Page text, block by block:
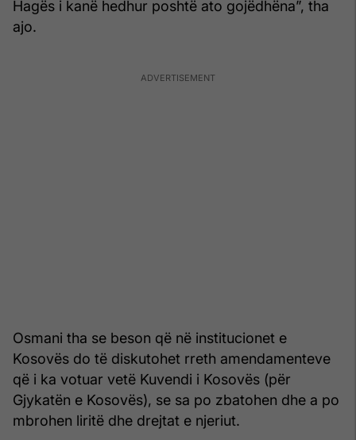
Hagës i kanë hedhur poshtë ato gojëdhëna”, tha
ajo.
Osmani tha se beson që në institucionet e
Kosovës do të diskutohet rreth amendamenteve
që i ka votuar vetë Kuvendi i Kosovës (për
Gjykatën e Kosovës), se sa po zbatohen dhe a po
mbrohen liritë dhe drejtat e njeriut.